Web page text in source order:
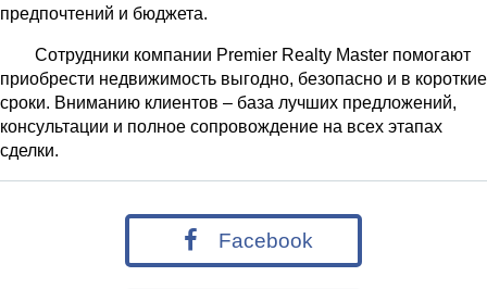
предпочтений и бюджета.
Сотрудники компании Premier Realty Master помогают
приобрести недвижимость выгодно, безопасно и в короткие
сроки. Вниманию клиентов – база лучших предложений,
консультации и полное сопровождение на всех этапах
сделки.
Facebook